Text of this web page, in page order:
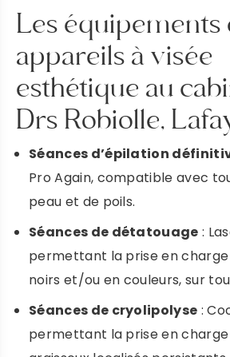
Les équipements
appareils à visée
esthétique au
Drs Robiolle,
Séances d’épilation
Pro Again, compatible avec
peau et de poils.
Séances de détatouage :
permettant la prise en
noirs et/ou en couleurs, sur
Séances de cryolipolyse :
permettant la prise en charge
Prendre
DR